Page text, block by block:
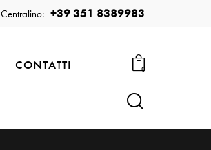
Centralino: +39 351 8389983
CONTATTI 0